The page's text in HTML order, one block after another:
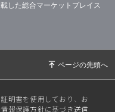
した総合マーケットプレイス
明書を使用しており、お
報保護方針に基づき送信